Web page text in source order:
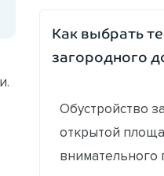
Как выбрать
загородного
Обустройство
открытой
внимательного